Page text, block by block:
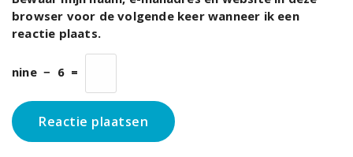
browser voor de volgende keer wanneer ik een
reactie plaats.
nine − 6 =